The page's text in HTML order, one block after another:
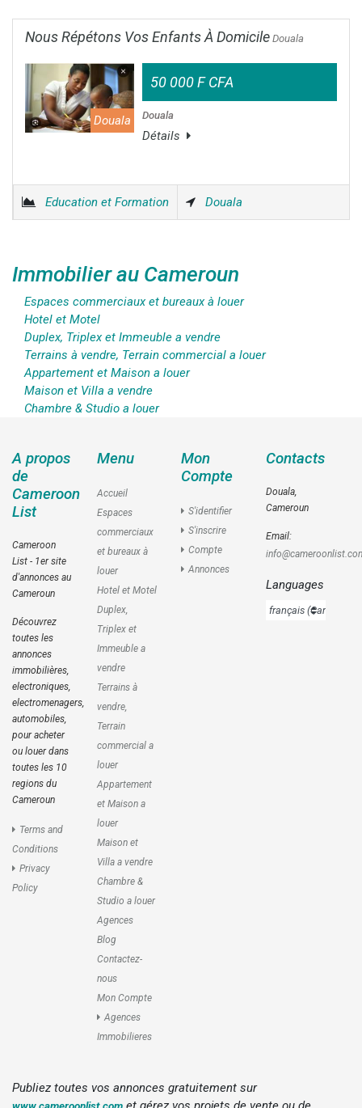
Nous Répétons Vos Enfants À Domicile Douala
Douala
50 000 F CFA
Douala
Détails
Education et Formation Douala
Immobilier au Cameroun
Espaces commerciaux et bureaux à louer
Hotel et Motel
Duplex, Triplex et Immeuble a vendre
Terrains à vendre, Terrain commercial a louer
Appartement et Maison a louer
Maison et Villa a vendre
Chambre & Studio a louer
A propos
de
Cameroon
List
Cameroon
List - 1er site
d'annonces au
Cameroun
Découvrez
toutes les
annonces
immobilières,
electroniques,
electromenagers,
automobiles,
pour acheter
ou louer dans
toutes les 10
regions du
Cameroun
Terms and
Conditions
Privacy
Policy
Menu
Accueil
Espaces
commerciaux
et bureaux à
louer
Hotel et Motel
Duplex,
Triplex et
Immeuble a
vendre
Terrains à
vendre,
Terrain
commercial a
louer
Appartement
et Maison a
louer
Maison et
Villa a vendre
Chambre &
Studio a louer
Agences
Blog
Contactez-
nous
Mon Compte
Agences
Immobilieres
Mon
Compte
S'identifier
S'inscrire
Compte
Annonces
Contacts
Douala,
Cameroun
Email:
Languages
Publiez toutes vos annonces gratuitement sur